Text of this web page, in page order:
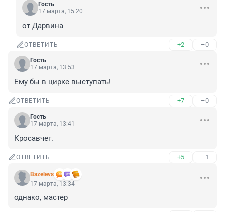
Гость
17 марта, 15:20
от Дарвина
ОТВЕТИТЬ +2 –0
Гость
17 марта, 13:53
Ему бы в цирке выступать!
ОТВЕТИТЬ +7 –0
Гость
17 марта, 13:41
Кросавчег.
ОТВЕТИТЬ +5 –1
Bazelevs
17 марта, 13:34
однако, мастер